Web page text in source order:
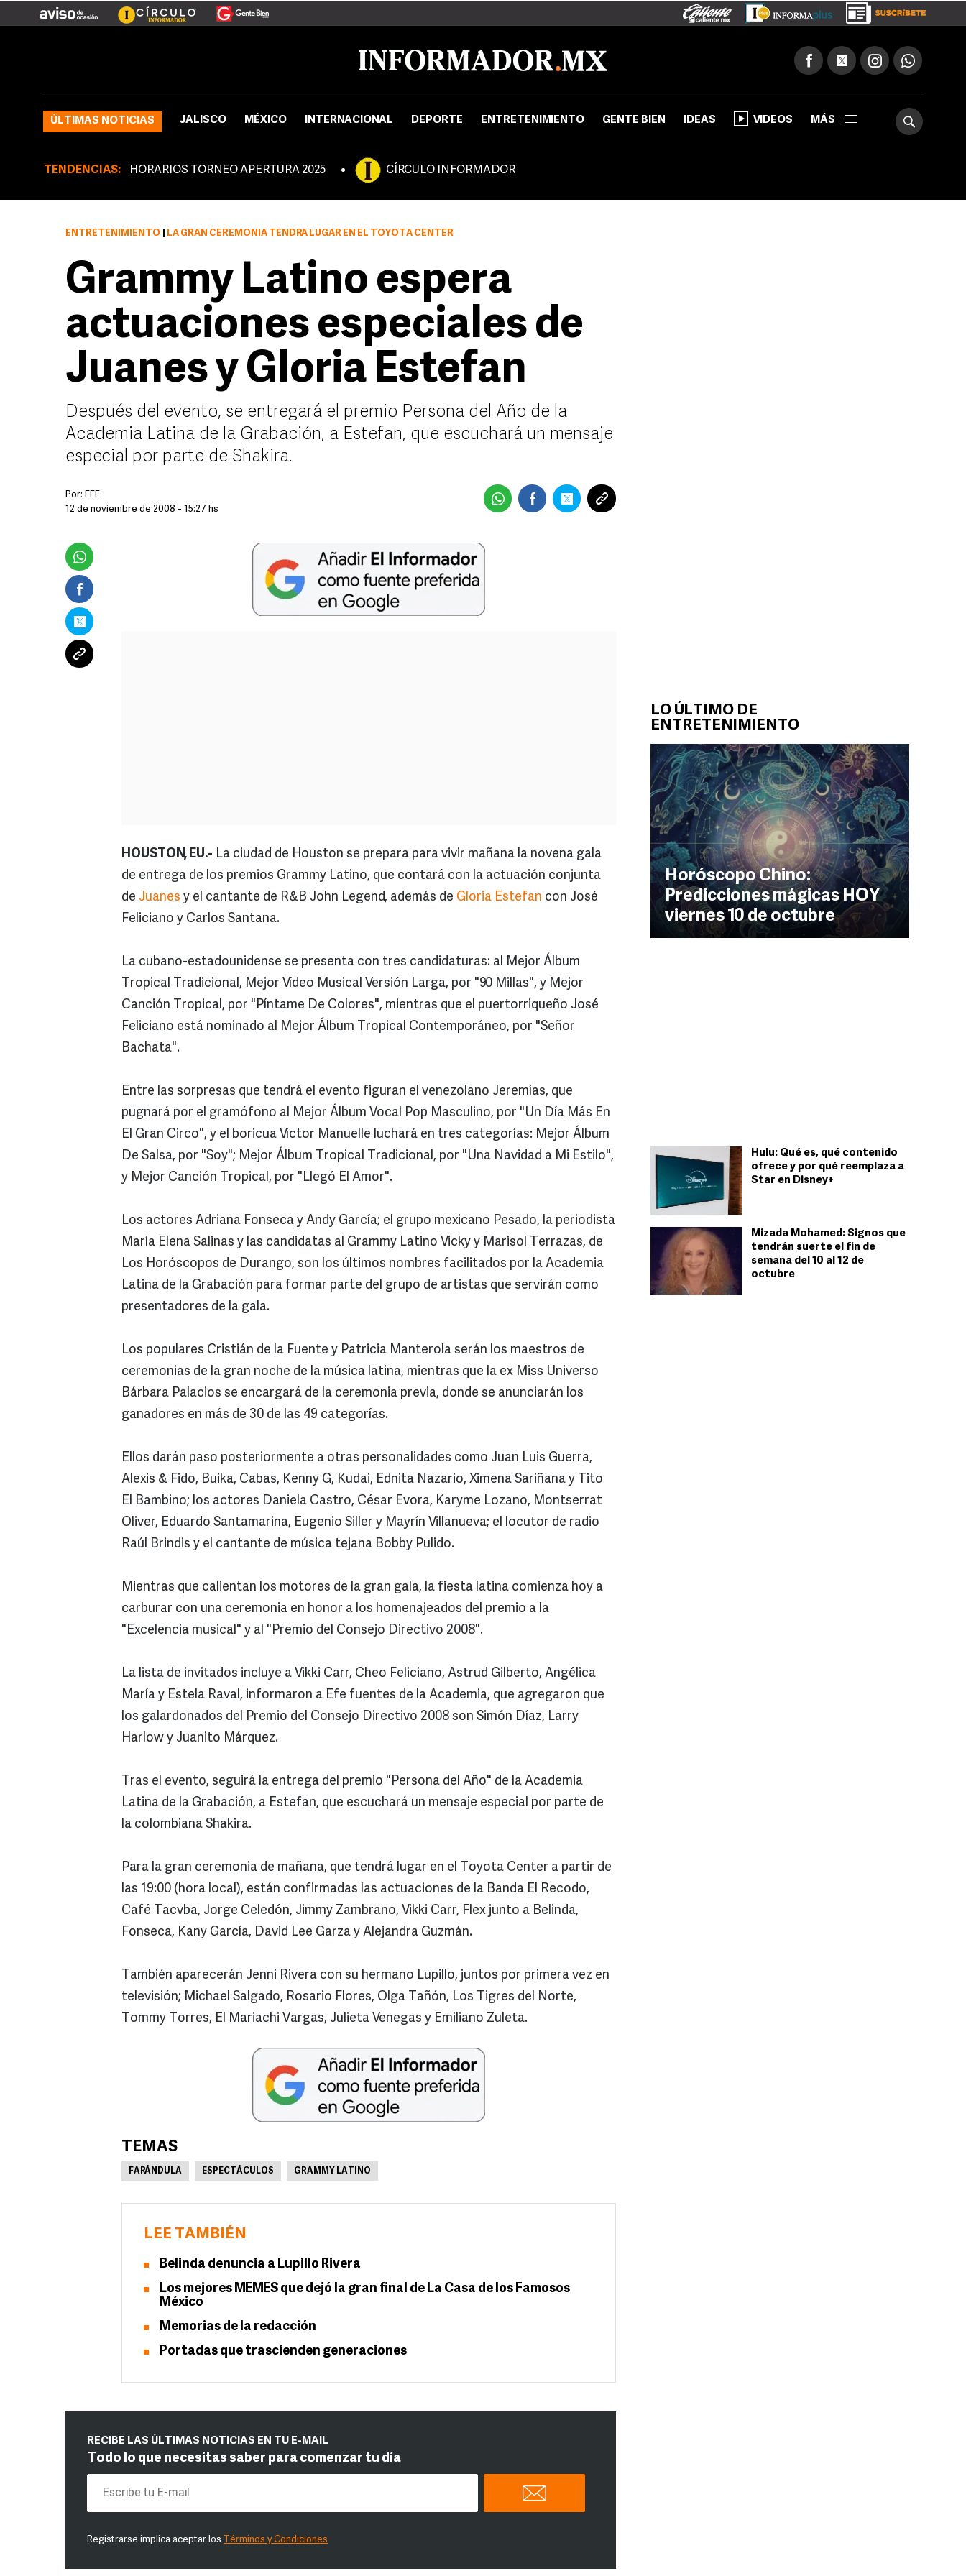
ÚLTIMAS NOTICIAS JALISCO MÉXICO INTERNACIONAL DEPORTE ENTRETENIMIENTO GENTE BIEN IDEAS VIDEOS MÁS
TENDENCIAS: HORARIOS TORNEO APERTURA 2025 CÍRCULO INFORMADOR
LO ÚLTIMO DE
ENTRETENIMIENTO
Horóscopo Chino:
Predicciones mágicas HOY
viernes 10 de octubre
Hulu: Qué es, qué contenido
ofrece y por qué reemplaza a
Star en Disney+
Mizada Mohamed: Signos que
tendrán suerte el fin de
semana del 10 al 12 de
octubre
ENTRETENIMIENTO LA GRAN CEREMONIA TENDRÁ LUGAR EN EL TOYOTA CENTER
Grammy Latino espera
actuaciones especiales de
Juanes y Gloria Estefan
Después del evento, se entregará el premio Persona del Año de la
Academia Latina de la Grabación, a Estefan, que escuchará un mensaje
especial por parte de Shakira.
Por: EFE
12 de noviembre de 2008 - 15:27 hs
HOUSTON, EU.- La ciudad de Houston se prepara para vivir mañana la novena gala
de entrega de los premios Grammy Latino, que contará con la actuación conjunta
de Juanes y el cantante de R&B John Legend, además de Gloria Estefan con José
Feliciano y Carlos Santana.
La cubano-estadounidense se presenta con tres candidaturas: al Mejor Álbum
Tropical Tradicional, Mejor Vídeo Musical Versión Larga, por "90 Millas", y Mejor
Canción Tropical, por "Píntame De Colores", mientras que el puertorriqueño José
Feliciano está nominado al Mejor Álbum Tropical Contemporáneo, por "Señor
Bachata".
Entre las sorpresas que tendrá el evento figuran el venezolano Jeremías, que
pugnará por el gramófono al Mejor Álbum Vocal Pop Masculino, por "Un Día Más En
El Gran Circo", y el boricua Víctor Manuelle luchará en tres categorías: Mejor Álbum
De Salsa, por "Soy"; Mejor Álbum Tropical Tradicional, por "Una Navidad a Mi Estilo",
y Mejor Canción Tropical, por "Llegó El Amor".
Los actores Adriana Fonseca y Andy García; el grupo mexicano Pesado, la periodista
María Elena Salinas y las candidatas al Grammy Latino Vicky y Marisol Terrazas, de
Los Horóscopos de Durango, son los últimos nombres facilitados por la Academia
Latina de la Grabación para formar parte del grupo de artistas que servirán como
presentadores de la gala.
Los populares Cristián de la Fuente y Patricia Manterola serán los maestros de
ceremonias de la gran noche de la música latina, mientras que la ex Miss Universo
Bárbara Palacios se encargará de la ceremonia previa, donde se anunciarán los
ganadores en más de 30 de las 49 categorías.
Ellos darán paso posteriormente a otras personalidades como Juan Luis Guerra,
Alexis & Fido, Buika, Cabas, Kenny G, Kudai, Ednita Nazario, Ximena Sariñana y Tito
El Bambino; los actores Daniela Castro, César Evora, Karyme Lozano, Montserrat
Oliver, Eduardo Santamarina, Eugenio Siller y Mayrín Villanueva; el locutor de radio
Raúl Brindis y el cantante de música tejana Bobby Pulido.
Mientras que calientan los motores de la gran gala, la fiesta latina comienza hoy a
carburar con una ceremonia en honor a los homenajeados del premio a la
"Excelencia musical" y al "Premio del Consejo Directivo 2008".
La lista de invitados incluye a Vikki Carr, Cheo Feliciano, Astrud Gilberto, Angélica
María y Estela Raval, informaron a Efe fuentes de la Academia, que agregaron que
los galardonados del Premio del Consejo Directivo 2008 son Simón Díaz, Larry
Harlow y Juanito Márquez.
Tras el evento, seguirá la entrega del premio "Persona del Año" de la Academia
Latina de la Grabación, a Estefan, que escuchará un mensaje especial por parte de
la colombiana Shakira.
Para la gran ceremonia de mañana, que tendrá lugar en el Toyota Center a partir de
las 19:00 (hora local), están confirmadas las actuaciones de la Banda El Recodo,
Café Tacvba, Jorge Celedón, Jimmy Zambrano, Vikki Carr, Flex junto a Belinda,
Fonseca, Kany García, David Lee Garza y Alejandra Guzmán.
También aparecerán Jenni Rivera con su hermano Lupillo, juntos por primera vez en
televisión; Michael Salgado, Rosario Flores, Olga Tañón, Los Tigres del Norte,
Tommy Torres, El Mariachi Vargas, Julieta Venegas y Emiliano Zuleta.
TEMAS
FARÁNDULA ESPECTÁCULOS GRAMMY LATINO
LEE TAMBIÉN
Belinda denuncia a Lupillo Rivera
Los mejores MEMES que dejó la gran final de La Casa de los Famosos
México
Memorias de la redacción
Portadas que trascienden generaciones
RECIBE LAS ÚLTIMAS NOTICIAS EN TU E-MAIL
Todo lo que necesitas saber para comenzar tu día
Registrarse implica aceptar los Términos y Condiciones